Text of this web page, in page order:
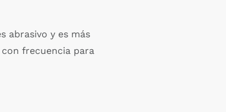
abrasivo y es más
frecuencia para